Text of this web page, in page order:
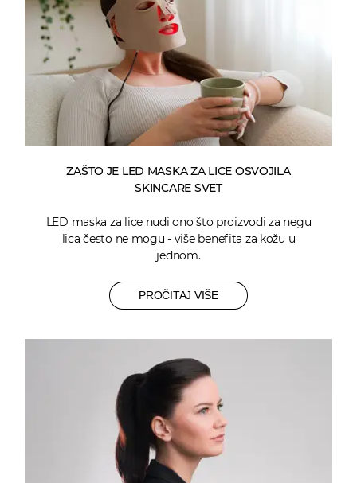
ZAŠTO JE LED MASKA ZA LICE OSVOJILA
SKINCARE SVET
LED maska za lice nudi ono što proizvodi za negu
lica često ne mogu - više benefita za kožu u
jednom.
PROČITAJ VIŠE